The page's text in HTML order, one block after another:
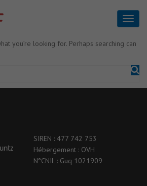
you’re looking for. Perhaps searching can
SIREN : 477 742 753
Hébergement : OVH
N°CNIL : Guq 1021909